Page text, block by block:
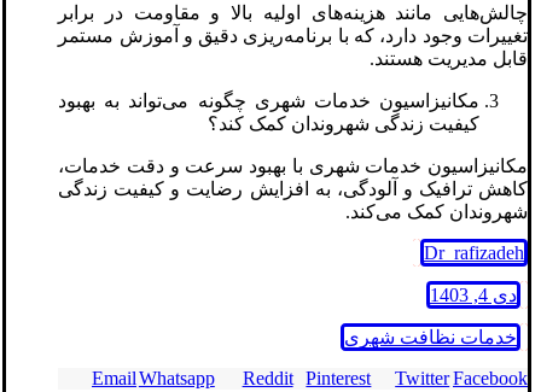
چالش‌هایی مانند هزینه‌های اولیه بالا و مقاومت در برابر
تغییرات وجود دارد، که با برنامه‌ریزی دقیق و آموزش مستمر
قابل مدیریت هستند.
مکانیزاسیون خدمات شهری چگونه می‌تواند به بهبود
کیفیت زندگی شهروندان کمک کند؟
مکانیزاسیون خدمات شهری با بهبود سرعت و دقت خدمات،
کاهش ترافیک و آلودگی، به افزایش رضایت و کیفیت زندگی
شهروندان کمک می‌کند.
Dr_rafizadeh
دی 4, 1403
خدمات نظافت شهری
Facebook
Twitter
Pinterest
Reddit
Whatsapp
Email